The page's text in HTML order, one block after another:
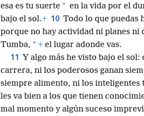
esa es tu suerte * en la vida por el
bajo el sol.+ 10 Todo lo que puedas
porque no hay actividad ni planes
Tumba, * + el lugar adonde vas.
11 Y algo más he visto bajo el
carrera, ni los poderosos ganan
siempre alimento, ni los inteligentes
les va bien a los que tienen
mal momento y algún suceso